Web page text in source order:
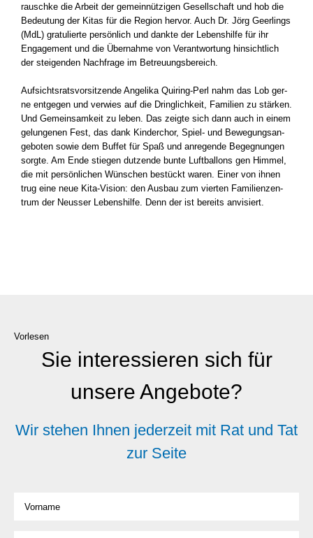
rausch­ke die Arbeit der gemein­nüt­zi­gen Gesell­schaft und hob die
Bedeu­tung der Kitas für die Regi­on her­vor. Auch Dr. Jörg Geer­lings
(MdL) gra­tu­lier­te per­sön­lich und dank­te der Lebens­hil­fe für ihr
Enga­ge­ment und die Über­nah­me von Ver­ant­wor­tung hin­sicht­lich
der stei­gen­den Nach­fra­ge im Betreu­ungs­be­reich.
Auf­sichts­rats­vor­sit­zen­de Ange­li­ka Quiring-Perl nahm das Lob ger­
ne ent­ge­gen und ver­wies auf die Dring­lich­keit, Fami­li­en zu stär­ken.
Und Gemein­sam­keit zu leben. Das zeig­te sich dann auch in einem
gelun­ge­nen Fest, das dank Kin­der­chor, Spiel- und Bewe­gungs­an­
ge­bo­ten sowie dem Buf­fet für Spaß und anre­gen­de Begeg­nun­gen
sorg­te. Am Ende stie­gen dut­zen­de bun­te Luft­bal­lons gen Him­mel,
die mit per­sön­li­chen Wün­schen bestückt waren. Einer von ihnen
trug eine neue Kita-Vision: den Aus­bau zum vier­ten Fami­li­en­zen­
trum der Neus­ser Lebens­hil­fe. Denn der ist bereits anvi­siert.
Vorlesen
Sie interessieren sich für
unsere Angebote?
Wir stehen Ihnen jederzeit mit Rat und Tat
zur Seite